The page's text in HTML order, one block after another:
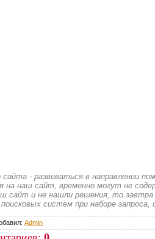
сайта - развиваться в направлении
на наш сайт, временно могут не
сайт и не нашли решения, то
систем при наборе запроса,
:Admin